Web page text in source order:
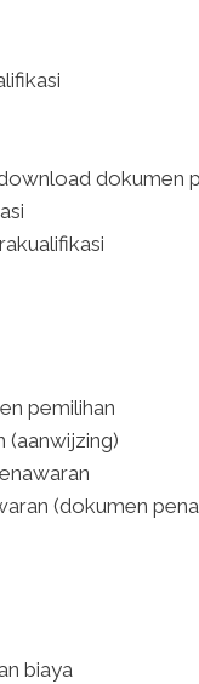
dokumen
pemilihan
(aanwijzing)
(dokumen
biaya